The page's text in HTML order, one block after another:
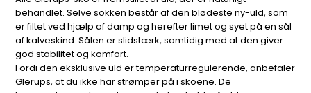
behandlet. Selve sokken består af den blødeste ny-uld, som
er filtet ved hjælp af damp og herefter limet og syet på en sål
af kalveskind. Sålen er slidstærk, samtidig med at den giver
god stabilitet og komfort.
Fordi den eksklusive uld er temperaturregulerende, anbefaler
Glerups, at du ikke har strømper på i skoene. De